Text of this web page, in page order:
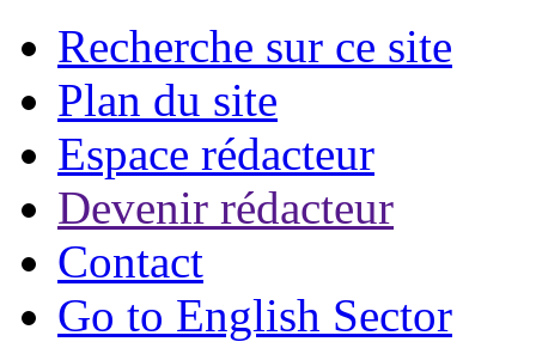
Recherche sur ce site
Plan du site
Espace rédacteur
Devenir rédacteur
Contact
Go to English Sector